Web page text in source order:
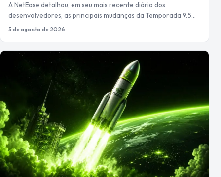
A NetEase detalhou, em seu mais recente diário dos
desenvolvedores, as principais mudanças da Temporada 9.5…
5 de agosto de 2026